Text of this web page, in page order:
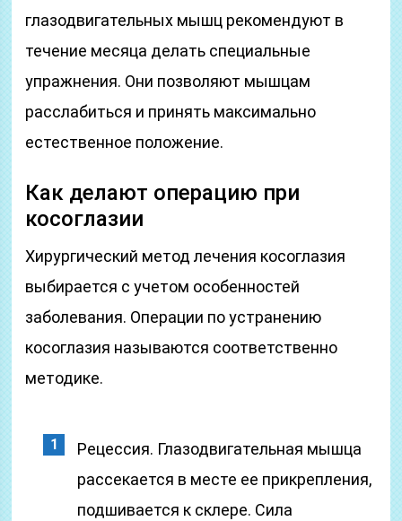
глазодвигательных мышц рекомендуют в
течение месяца делать специальные
упражнения. Они позволяют мышцам
расслабиться и принять максимально
естественное положение.
Как делают операцию при
косоглазии
Хирургический метод лечения косоглазия
выбирается с учетом особенностей
заболевания. Операции по устранению
косоглазия называются соответственно
методике.
Рецессия. Глазодвигательная мышца
рассекается в месте ее прикрепления,
подшивается к склере. Сила